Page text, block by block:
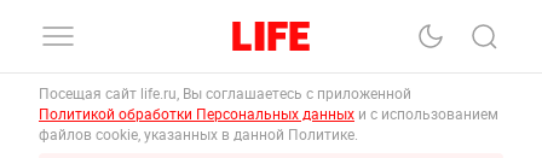
Посещая сайт life.ru, Вы соглашаетесь с приложенной
Политикой обработки Персональных данных и с использованием
файлов cookie, указанных в данной Политике.